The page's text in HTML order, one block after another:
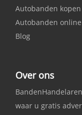
Autobanden kopen
Autobanden online
Blog
Over ons
waar u gratis